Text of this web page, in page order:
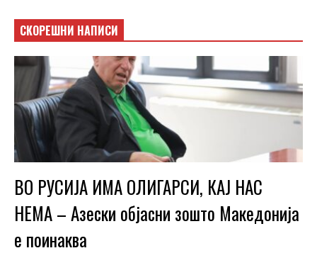
СКОРЕШНИ НАПИСИ
ВО РУСИЈА ИМА ОЛИГАРСИ, КАЈ НАС
НЕМА – Азески објасни зошто Македонија
е поинаква